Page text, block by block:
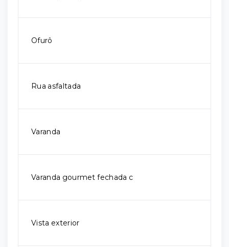
Ofurô
Rua asfaltada
Varanda
Varanda gourmet fechada c
Vista exterior